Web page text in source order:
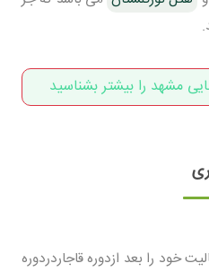
مشهد را بیشتر بشناسید
خود را بعد ازدوره قاجاردردوره